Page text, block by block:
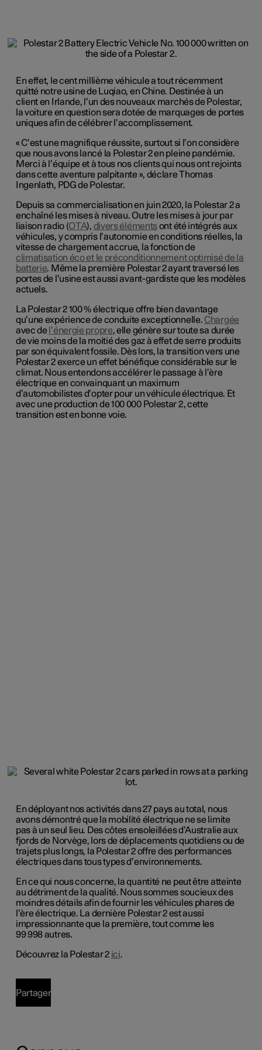
En effet, le cent millième véhicule a tout récemment
quitté notre usine de Luqiao, en Chine. Destinée à un
client en Irlande, l’un des nouveaux marchés de Polestar,
la voiture en question sera dotée de marquages de portes
uniques afin de célébrer l’accomplissement.
« C’est une magnifique réussite, surtout si l’on considère
que nous avons lancé la Polestar 2 en pleine pandémie.
Merci à l’équipe et à tous nos clients qui nous ont rejoints
dans cette aventure palpitante », déclare Thomas
Ingenlath, PDG de Polestar.
Depuis sa commercialisation en juin 2020, la Polestar 2 a
enchaîné les mises à niveau. Outre les mises à jour par
liaison radio (OTA), divers élémentsont été intégrés aux
véhicules, y compris l’autonomie en conditions réelles, la
vitesse de chargement accrue, la fonction de
climatisation éco et le préconditionnement optimisé de la
batterie. Même la première Polestar 2 ayant traversé les
portes de l’usine est aussi avant-gardiste que les modèles
actuels.
La Polestar 2 100 % électrique offre bien davantage
qu’une expérience de conduite exceptionnelle. Chargée
avec de l’énergie propre, elle génère sur toute sa durée
de vie moins de la moitié des gaz à effet de serre produits
par son équivalent fossile. Dès lors, la transition vers une
Polestar 2 exerce un effet bénéfique considérable sur le
climat. Nous entendons accélérer le passage à l’ère
électrique en convainquant un maximum
d’automobilistes d’opter pour un véhicule électrique. Et
avec une production de 100 000 Polestar 2, cette
transition est en bonne voie.
En déployant nos activités dans 27 pays au total, nous
avons démontré que la mobilité électrique ne se limite
pas à un seul lieu. Des côtes ensoleillées d’Australie aux
fjords de Norvège, lors de déplacements quotidiens ou de
trajets plus longs, la Polestar 2 offre des performances
électriques dans tous types d’environnements.
En ce qui nous concerne, la quantité ne peut être atteinte
au détriment de la qualité. Nous sommes soucieux des
moindres détails afin de fournir les véhicules phares de
l’ère électrique. La dernière Polestar 2 est aussi
impressionnante que la première, tout comme les
99 998 autres.
Découvrez la Polestar 2 ici.
Partager